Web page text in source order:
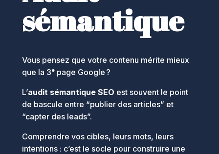
sémantique
Vous pensez que votre contenu mérite mieux
que la 3ᵉ page Google ?
L’audit sémantique SEO est souvent le point
de bascule entre “publier des articles” et
“capter des leads”.
Comprendre vos cibles, leurs mots, leurs
intentions : c’est le socle pour construire une